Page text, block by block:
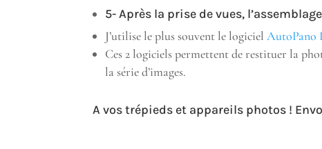
5- Après la prise de vues, l’assemblage
J’utilise le plus souvent le logicielAutoPano
Ces 2 logiciels permettent de restituer la
la série d’images.
A vos trépieds et appareils photos !